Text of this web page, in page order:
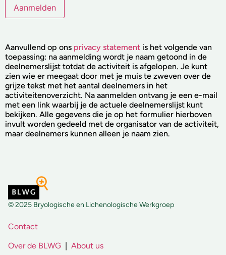
Aanvullend op ons privacy statement is het volgende van
toepassing: na aanmelding wordt je naam getoond in de
deelnemerslijst totdat de activiteit is afgelopen. Je kunt
zien wie er meegaat door met je muis te zweven over de
grijze tekst met het aantal deelnemers in het
activiteitenoverzicht. Na aanmelden ontvang je een e-mail
met een link waarbij je de actuele deelnemerslijst kunt
bekijken. Alle gegevens die je op het formulier hierboven
invult worden gedeeld met de organisator van de activiteit,
maar deelnemers kunnen alleen je naam zien.
© 2025 Bryologische en Lichenologische Werkgroep
Contact
Over de BLWG | About us